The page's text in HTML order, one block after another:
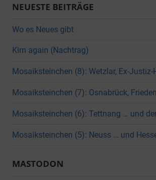
NEUESTE BEITRÄGE
Wo es Neues gibt
Kirn again (Nachtrag)
Mosaiksteinchen (8): Wetzlar, Ex-
Mosaiksteinchen (7): Osnabrück,
Mosaiksteinchen (6): Tettnang … und
Mosaiksteinchen (5): Neuss … und
MASTODON